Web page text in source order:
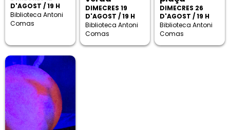
D'AGOST / 19 H
Biblioteca Antoni
Comas
DIMECRES 19
D'AGOST / 19 H
Biblioteca Antoni
Comas
DIMECRES 26
D'AGOST / 19 H
Biblioteca Antoni
Comas